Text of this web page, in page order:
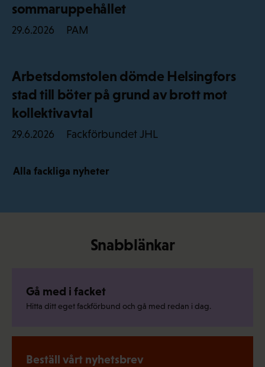
sommaruppehållet
29.6.2026 PAM
Arbetsdomstolen dömde Helsingfors
stad till böter på grund av brott mot
kollektivavtal
29.6.2026 Fackförbundet JHL
Alla fackliga nyheter
Snabblänkar
Gå med i facket
Hitta ditt eget fackförbund och gå med redan i dag.
Beställ vårt nyhetsbrev